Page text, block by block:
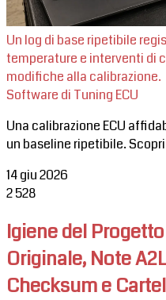
Un log di base ripetibile
temperature e interventi di
modifiche alla calibrazione.
Software di Tuning ECU
Una calibrazione ECU
un baseline ripetibile.
14 giu 2026
2528
Igiene del
Originale, Note
Checksum e